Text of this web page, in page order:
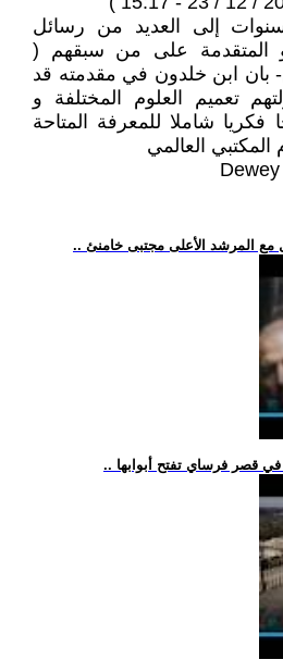
إلى العديد من رسائل
و المتقدمة على من سبقهم (
بان ابن خلدون في مقدمته قد
تعميم العلوم المختلفة و
شاملا للمعرفة المتاحة
المكتبي العالمي
مع المرشد الأعلى مجتبى خامنئ
في قصر فرساي تفتح أبوابها